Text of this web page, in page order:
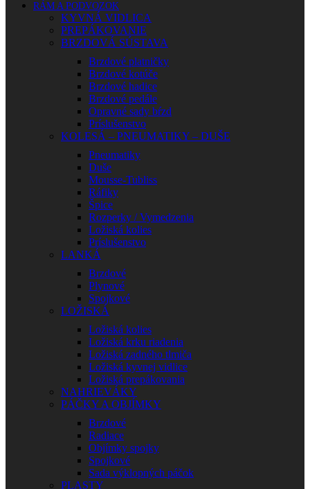
RÁM A PODVOZOK
KYVNÁ VIDLICA
PREPÁKOVANIE
BRZDOVÁ SÚSTAVA
Brzdové platničky
Brzdové kotúče
Brzdové hadice
Brzdové pedále
Opravné sady bŕzd
Príslušenstvo
KOLESÁ – PNEUMATIKY – DUŠE
Pneumatiky
Duše
Mousse-Tubliss
Ráfiky
Špice
Rozperky / Vymedzenia
Ložiská kolies
Príslušenstvo
LANKÁ
Brzdové
Plynové
Spojkové
LOŽISKÁ
Ložiská kolies
Ložiská krku riadenia
Ložiská zadného tlmiča
Ložiská kyvnej vidlice
Ložiská prepákovania
NAHRIEVÁKY
PÁČKY A OBJÍMKY
Brzdové
Radiace
Objímky spojky
Spojkové
Sada výklopných páčok
PLASTY